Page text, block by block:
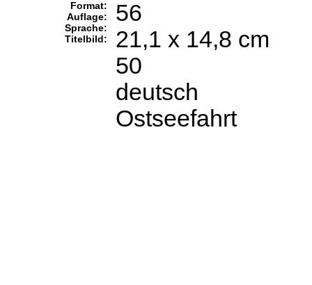
Format:
Auflage:
Sprache:
Titelbild:
56
21,1 x 14,8 cm
50
deutsch
Ostseefahrt